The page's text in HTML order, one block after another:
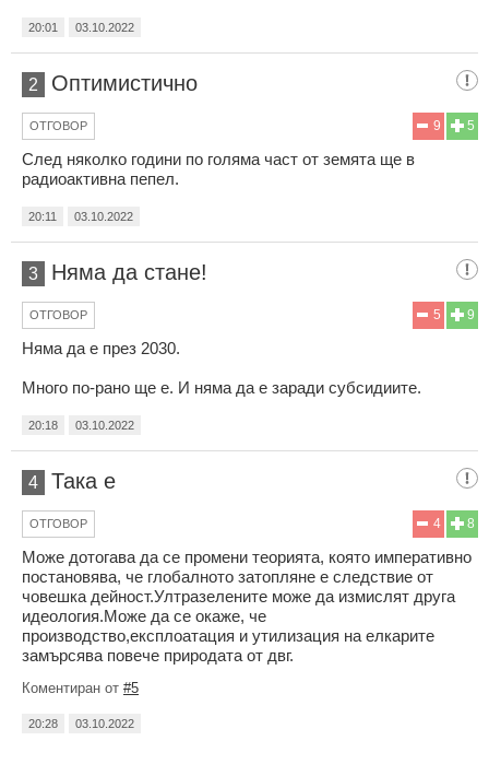
20:01 03.10.2022
2 Оптимистично
5
9
ОТГОВОР
След няколко години по голяма част от земята ще в
радиоактивна пепел.
20:11 03.10.2022
3 Няма да стане!
9
5
ОТГОВОР
Няма да е през 2030.
Много по-рано ще е. И няма да е заради субсидиите.
20:18 03.10.2022
4 Така е
8
4
ОТГОВОР
Може дотогава да се промени теорията, която императивно
постановява, че глобалното затопляне е следствие от
човешка дейност.Ултразелените може да измислят друга
идеология.Може да се окаже, че
производство,експлоатация и утилизация на елкарите
замърсява повече природата от двг.
Коментиран от #5
20:28 03.10.2022